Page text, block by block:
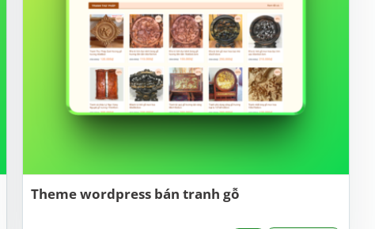
Theme wordpress bán tranh gỗ